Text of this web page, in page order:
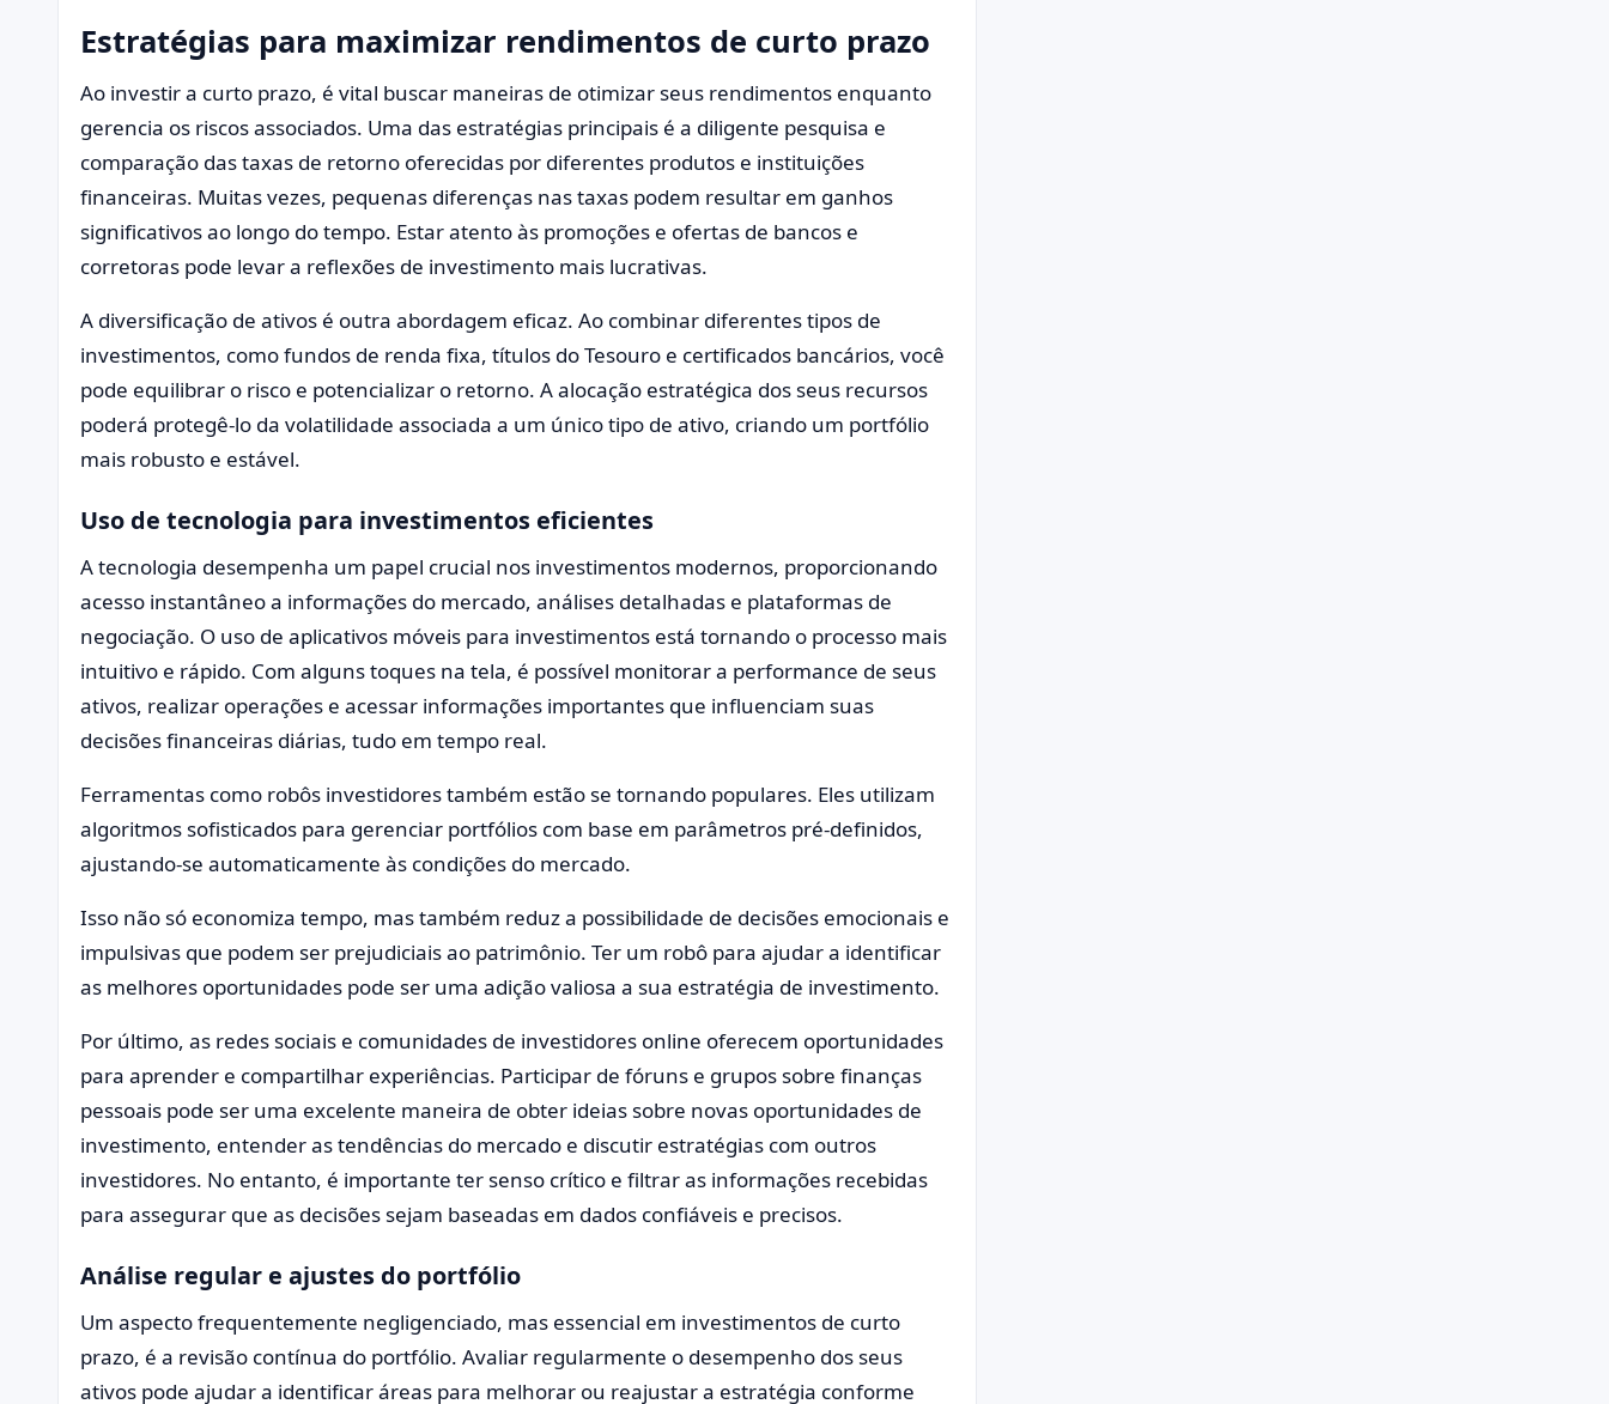
Estratégias para maximizar rendimentos de curto prazo
Ao investir a curto prazo, é vital buscar maneiras de otimizar seus rendimentos enquanto
gerencia os riscos associados. Uma das estratégias principais é a diligente pesquisa e
comparação das taxas de retorno oferecidas por diferentes produtos e instituições
financeiras. Muitas vezes, pequenas diferenças nas taxas podem resultar em ganhos
significativos ao longo do tempo. Estar atento às promoções e ofertas de bancos e
corretoras pode levar a reflexões de investimento mais lucrativas.
A diversificação de ativos é outra abordagem eficaz. Ao combinar diferentes tipos de
investimentos, como fundos de renda fixa, títulos do Tesouro e certificados bancários, você
pode equilibrar o risco e potencializar o retorno. A alocação estratégica dos seus recursos
poderá protegê-lo da volatilidade associada a um único tipo de ativo, criando um portfólio
mais robusto e estável.
Uso de tecnologia para investimentos eficientes
A tecnologia desempenha um papel crucial nos investimentos modernos, proporcionando
acesso instantâneo a informações do mercado, análises detalhadas e plataformas de
negociação. O uso de aplicativos móveis para investimentos está tornando o processo mais
intuitivo e rápido. Com alguns toques na tela, é possível monitorar a performance de seus
ativos, realizar operações e acessar informações importantes que influenciam suas
decisões financeiras diárias, tudo em tempo real.
Ferramentas como robôs investidores também estão se tornando populares. Eles utilizam
algoritmos sofisticados para gerenciar portfólios com base em parâmetros pré-definidos,
ajustando-se automaticamente às condições do mercado.
Isso não só economiza tempo, mas também reduz a possibilidade de decisões emocionais e
impulsivas que podem ser prejudiciais ao patrimônio. Ter um robô para ajudar a identificar
as melhores oportunidades pode ser uma adição valiosa a sua estratégia de investimento.
Por último, as redes sociais e comunidades de investidores online oferecem oportunidades
para aprender e compartilhar experiências. Participar de fóruns e grupos sobre finanças
pessoais pode ser uma excelente maneira de obter ideias sobre novas oportunidades de
investimento, entender as tendências do mercado e discutir estratégias com outros
investidores. No entanto, é importante ter senso crítico e filtrar as informações recebidas
para assegurar que as decisões sejam baseadas em dados confiáveis e precisos.
Análise regular e ajustes do portfólio
Um aspecto frequentemente negligenciado, mas essencial em investimentos de curto
prazo, é a revisão contínua do portfólio. Avaliar regularmente o desempenho dos seus
ativos pode ajudar a identificar áreas para melhorar ou reajustar a estratégia conforme